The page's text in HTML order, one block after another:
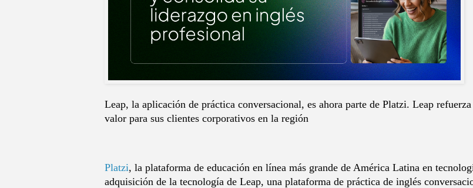
Leap, la aplicación de práctica conversacional, es ahora parte de Platzi. Leap
valor para sus clientes corporativos en la región
Platzi, la plataforma de educación en línea más grande de América Latina en
adquisición de la tecnología de Leap, una plataforma de práctica de inglés